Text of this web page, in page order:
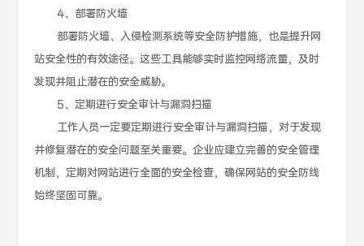
4、部署防火墙
部署防火墙、入侵检测系统等安全防护措施，也是提升网
站安全性的有效途径。这些工具能够实时监控网络流量，及时
发现并阻止潜在的安全威胁。
5、定期进行安全审计与漏洞扫描
工作人员一定要定期进行安全审计与漏洞扫描，对于发现
并修复潜在的安全问题至关重要。企业应建立完善的安全管理
机制，定期对网站进行全面的安全检查，确保网站的安全防线
始终坚固可靠。